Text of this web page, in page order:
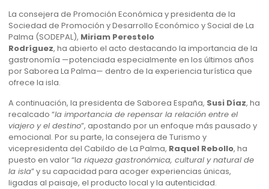
La consejera de Promoción Económica y presidenta de la
Sociedad de Promoción y Desarrollo Económico y Social de La
Palma (SODEPAL), Miriam Perestelo
Rodríguez, ha abierto el acto destacando la importancia de la
gastronomía —potenciada especialmente en los últimos años
por Saborea La Palma— dentro de la experiencia turística que
ofrece la isla.
A continuación, la presidenta de Saborea España, Susi Díaz, ha
recalcado “la importancia de repensar la relación entre el
viajero y el destino”, apostando por un enfoque más pausado y
emocional. Por su parte, la consejera de Turismo y
vicepresidenta del Cabildo de La Palma, Raquel Rebollo, ha
puesto en valor “la riqueza gastronómica, cultural y natural de
la isla” y su capacidad para acoger experiencias únicas,
ligadas al paisaje, el producto local y la autenticidad.